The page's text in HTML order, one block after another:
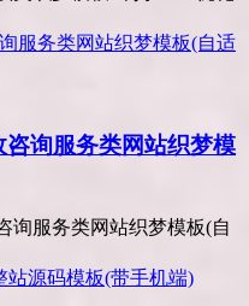
询服务类网站织梦模
询服务类网站织梦模板(自